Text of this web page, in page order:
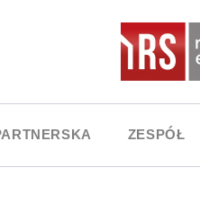
ZESPÓŁ